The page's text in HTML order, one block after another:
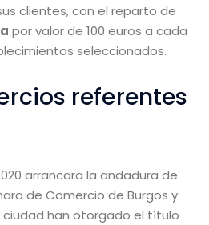
clientes, con el reparto de
por valor de 100 euros a cada
seleccionados.
referentes
arrancara la andadura de
de Comercio de Burgos y
han otorgado el título